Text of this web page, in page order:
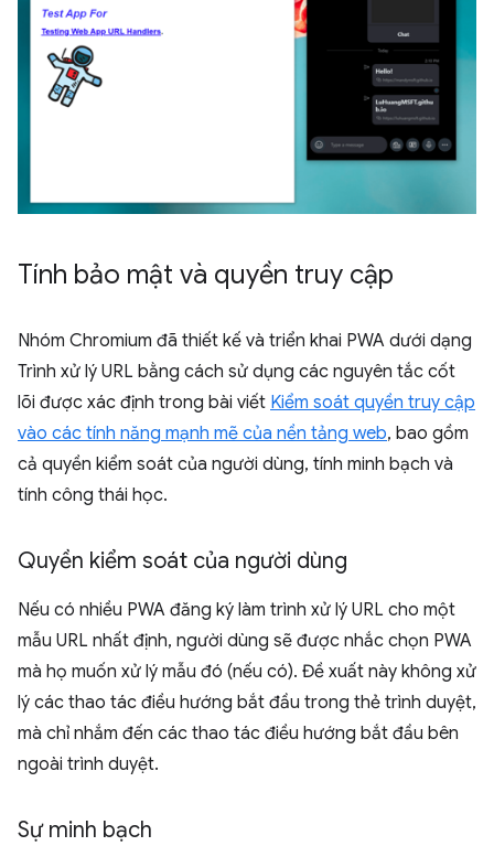
Tính bảo mật và quyền truy cập
Nhóm Chromium đã thiết kế và triển khai PWA dưới dạng
Trình xử lý URL bằng cách sử dụng các nguyên tắc cốt
lõi được xác định trong bài viết Kiểm soát quyền truy cập
vào các tính năng mạnh mẽ của nền tảng web, bao gồm
cả quyền kiểm soát của người dùng, tính minh bạch và
tính công thái học.
Quyền kiểm soát của người dùng
Nếu có nhiều PWA đăng ký làm trình xử lý URL cho một
mẫu URL nhất định, người dùng sẽ được nhắc chọn PWA
mà họ muốn xử lý mẫu đó (nếu có). Đề xuất này không xử
lý các thao tác điều hướng bắt đầu trong thẻ trình duyệt,
mà chỉ nhắm đến các thao tác điều hướng bắt đầu bên
ngoài trình duyệt.
Sự minh bạch